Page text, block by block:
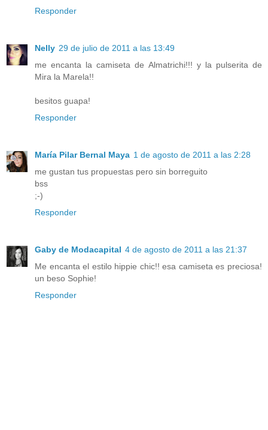
Responder
Nelly 29 de julio de 2011 a las 13:49
me encanta la camiseta de Almatrichi!!! y la pulserita de
Mira la Marela!!
besitos guapa!
Responder
María Pilar Bernal Maya 1 de agosto de 2011 a las 2:28
me gustan tus propuestas pero sin borreguito
bss
;-)
Responder
Gaby de Modacapital 4 de agosto de 2011 a las 21:37
Me encanta el estilo hippie chic!! esa camiseta es preciosa!
un beso Sophie!
Responder